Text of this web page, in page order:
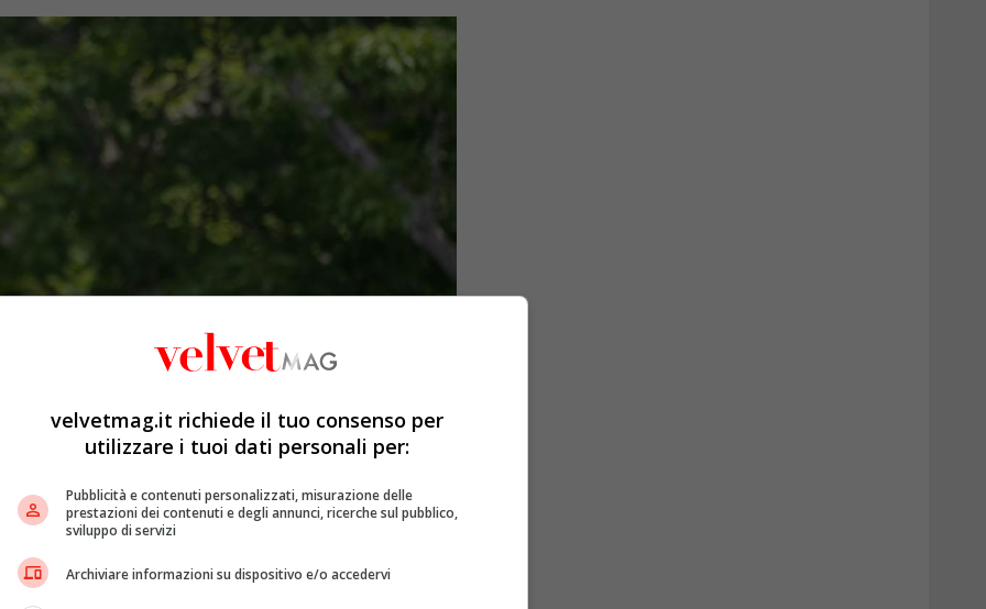
velvetmag.it richiede il tuo consenso per
utilizzare i tuoi dati personali per:
Pubblicità e contenuti personalizzati, misurazione delle
prestazioni dei contenuti e degli annunci, ricerche sul pubblico,
sviluppo di servizi
Archiviare informazioni su dispositivo e/o accedervi